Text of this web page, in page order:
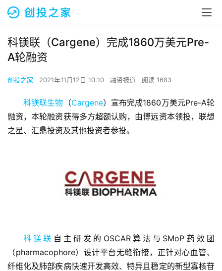
科镁联（Cargene）完成1860万美元Pre-
A轮融资
创投之家 2021年11月12日 10:10 融资报道 阅读 1683
科镁联生物 （Cargene）宣布完成1860万美元Pre-A轮
融资，本轮融资获得多方超额认购，由博远资本领投，联想
之星、汇鼎投资及其他投资者参投。
科镁联 自主研发的OSCAR算法与SMoP药效团
（pharmacophore）设计平台无缝衔接，正针对心血管、
纤维化及肺部疾病快速开发高效、特异且稳定的新型寡核苷